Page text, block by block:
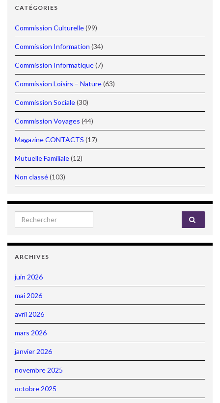
CATÉGORIES
Commission Culturelle(99)
Commission Information (34)
Commission Informatique(7)
Commission Loisirs – Nature(63)
Commission Sociale(30)
Commission Voyages (44)
Magazine CONTACTS (17)
Mutuelle Familiale(12)
Non classé(103)
Search for:
ARCHIVES
juin 2026
mai 2026
avril 2026
mars 2026
janvier 2026
novembre 2025
octobre 2025